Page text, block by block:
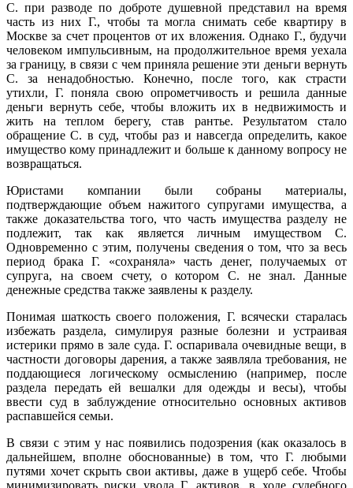
С. при разводе по доброте душевной представил на время
часть из них Г., чтобы та могла снимать себе квартиру в
Москве за счет процентов от их вложения. Однако Г., будучи
человеком импульсивным, на продолжительное время уехала
за границу, в связи с чем приняла решение эти деньги вернуть
С. за ненадобностью. Конечно, после того, как страсти
утихли, Г. поняла свою опрометчивость и решила данные
деньги вернуть себе, чтобы вложить их в недвижимость и
жить на теплом берегу, став рантье. Результатом стало
обращение С. в суд, чтобы раз и навсегда определить, какое
имущество кому принадлежит и больше к данному вопросу не
возвращаться.
Юристами компании были собраны материалы,
подтверждающие объем нажитого супругами имущества, а
также доказательства того, что часть имущества разделу не
подлежит, так как является личным имуществом С.
Одновременно с этим, получены сведения о том, что за весь
период брака Г. «сохраняла» часть денег, получаемых от
супруга, на своем счету, о котором С. не знал. Данные
денежные средства также заявлены к разделу.
Понимая шаткость своего положения, Г. всячески старалась
избежать раздела, симулируя разные болезни и устраивая
истерики прямо в зале суда. Г. оспаривала очевидные вещи, в
частности договоры дарения, а также заявляла требования, не
поддающиеся логическому осмыслению (например, после
раздела передать ей вешалки для одежды и весы), чтобы
ввести суд в заблуждение относительно основных активов
распавшейся семьи.
В связи с этим у нас появились подозрения (как оказалось в
дальнейшем, вполне обоснованные) в том, что Г. любыми
путями хочет скрыть свои активы, даже в ущерб себе. Чтобы